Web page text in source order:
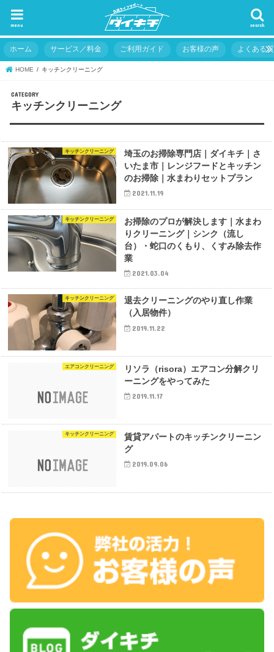
search
menu
ホーム サービス／料金 ご利用ガイド お客様の声 よくある
HOME キッチンクリーニング
キッチンクリーニング
キッチンクリーニング
埼玉のお掃除専門店｜ダイキチ｜さ
いたま市｜レンジフードとキッチン
のお掃除｜水まわりセットプラン
2021.11.19
キッチンクリーニング
お掃除のプロが解決します｜水まわ
りクリーニング｜シンク（流し
台）・蛇口のくもり、くすみ除去作
業
2021.03.04
キッチンクリーニング
退去クリーニングのやり直し作業
（入居物件）
2019.11.22
エアコンクリーニング
リソラ（risora）エアコン分解クリ
ーニングをやってみた
2019.11.17
キッチンクリーニング
賃貸アパートのキッチンクリーニン
グ
2019.09.06